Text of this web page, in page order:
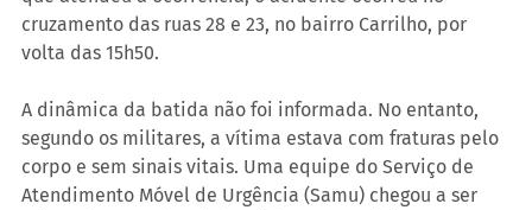
cruzamento das ruas 28 e 23, no bairro Carrilho, por
volta das 15h50.
A dinâmica da batida não foi informada. No entanto,
segundo os militares, a vítima estava com fraturas pelo
corpo e sem sinais vitais. Uma equipe do Serviço de
Atendimento Móvel de Urgência (Samu) chegou a ser